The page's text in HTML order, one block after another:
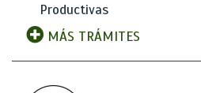
Productivas
MÁS TRÁMITES